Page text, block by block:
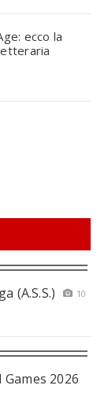
ecco la
(A.S.S.)
10
2026